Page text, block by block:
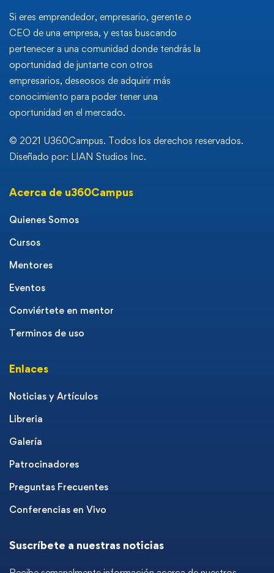
Si eres emprendedor, empresario, gerente o
CEO de una empresa, y estas buscando
pertenecer a una comunidad donde tendrás la
oportunidad de juntarte con otros
empresarios, deseosos de adquirir más
conocimiento para poder tener una
oportunidad en el mercado.
© 2021 U360Campus. Todos los derechos reservados.
Diseñado por: LIAN Studios Inc.
Acerca de u360Campus
Quienes Somos
Cursos
Mentores
Eventos
Conviértete en mentor
Terminos de uso
Enlaces
Noticias y Artículos
Libreria
Galería
Patrocinadores
Preguntas Frecuentes
Conferencias en Vivo
Suscríbete a nuestras noticias